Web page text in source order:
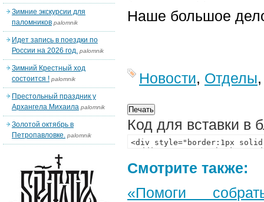
Наше большое
Новости, Отделы
Код для вставки в
Смотрите также:
«Помоги
Зимние экскурсии для
паломников palomnik
Идет запись в поездки по
России на 2026 год. palomnik
Зимний Крестный ход
состоится ! palomnik
Престольный праздник у
Архангела Михаила palomnik
Золотой октябрь в
Петропавловке. palomnik